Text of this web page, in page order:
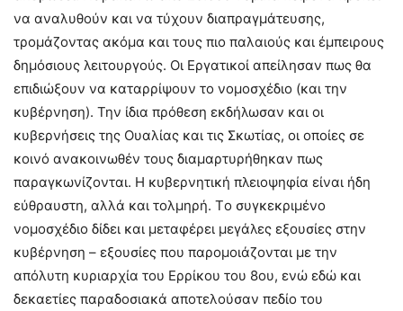
να αναλυθούν και να τύχουν διαπραγμάτευσης,
τρομάζοντας ακόμα και τους πιο παλαιούς και έμπειρους
δημόσιους λειτουργούς. Οι Εργατικοί απείλησαν πως θα
επιδιώξουν να καταρρίψουν το νομοσχέδιο (και την
κυβέρνηση). Την ίδια πρόθεση εκδήλωσαν και οι
κυβερνήσεις της Ουαλίας και τις Σκωτίας, οι οποίες σε
κοινό ανακοινωθέν τους διαμαρτυρήθηκαν πως
παραγκωνίζονται. Η κυβερνητική πλειοψηφία είναι ήδη
εύθραυστη, αλλά και τολμηρή. Tο συγκεκριμένο
νομοσχέδιο δίδει και μεταφέρει μεγάλες εξουσίες στην
κυβέρνηση – εξουσίες που παρομοιάζονται με την
απόλυτη κυριαρχία του Ερρίκου του 8ου, ενώ εδώ και
δεκαετίες παραδοσιακά αποτελούσαν πεδίο του